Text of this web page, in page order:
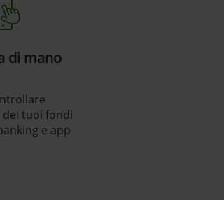
di mano
tuoi fondi
e app